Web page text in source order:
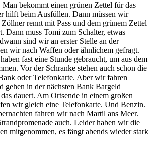
bekommt einen grünen Zettel für das
hilft beim Ausfüllen. Dann müssen wir
rennt mit Pass und dem grünem Zettel
Dann muss Tomi zum Schalter, etwas
sind wir an erster Stelle an der
wir nach Waffen oder ähnlichem gefragt.
fast eine Stunde gebraucht, um aus dem
Vor der Schranke stehen auch schon die
oder Telefonkarte. Aber wir fahren
gehen in der nächsten Bank Bargeld
dauert. Am Ortsende in einem großen
wir gleich eine Telefonkarte. Und Benzin.
fahren wir nach Martil ans Meer.
auch. Leider haben wir die
mitgenommen, es fängt abends wieder stark